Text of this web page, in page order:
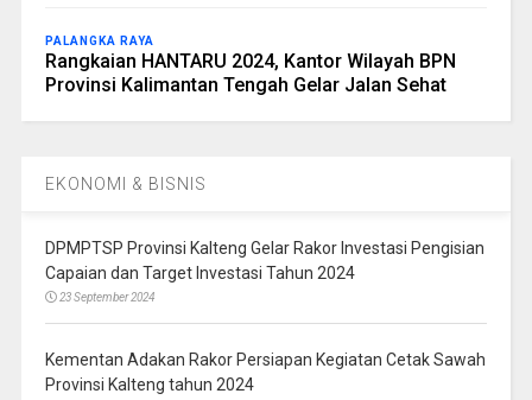
PALANGKA RAYA
Rangkaian HANTARU 2024, Kantor Wilayah BPN
Provinsi Kalimantan Tengah Gelar Jalan Sehat
EKONOMI & BISNIS
DPMPTSP Provinsi Kalteng Gelar Rakor Investasi Pengisian
Capaian dan Target Investasi Tahun 2024
23 September 2024
Kementan Adakan Rakor Persiapan Kegiatan Cetak Sawah
Provinsi Kalteng tahun 2024